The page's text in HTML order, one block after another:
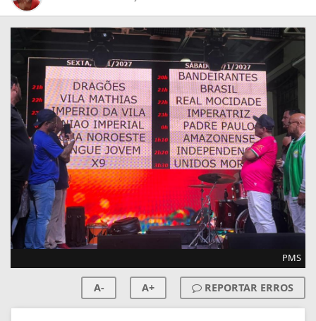
PMS
A- A+ REPORTAR ERROS